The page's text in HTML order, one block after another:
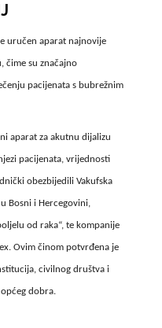
uručen aparat najnovije
čime su značajno
pacijenata s bubrežnim
aparat za akutnu dijalizu
pacijenata, vrijednosti
obezbijedili Vakufska
Bosni i Hercegovini,
od raka“, te kompanije
Ovim činom potvrđena je
civilnog društva i
dobra.